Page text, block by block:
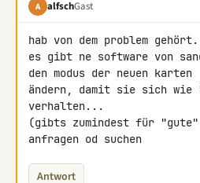
A alfschGast
hab von dem problem
es gibt ne software von
den modus der neuen karten
ändern, damit sie sich wie
verhalten...
(gibts zumindest für
anfragen od suchen
Antwort